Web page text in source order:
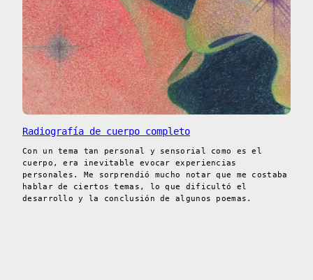
Radiografía de cuerpo completo
Con un tema tan personal y sensorial como es el
cuerpo, era inevitable evocar experiencias
personales. Me sorprendió mucho notar que me costaba
hablar de ciertos temas, lo que dificultó el
desarrollo y la conclusión de algunos poemas.